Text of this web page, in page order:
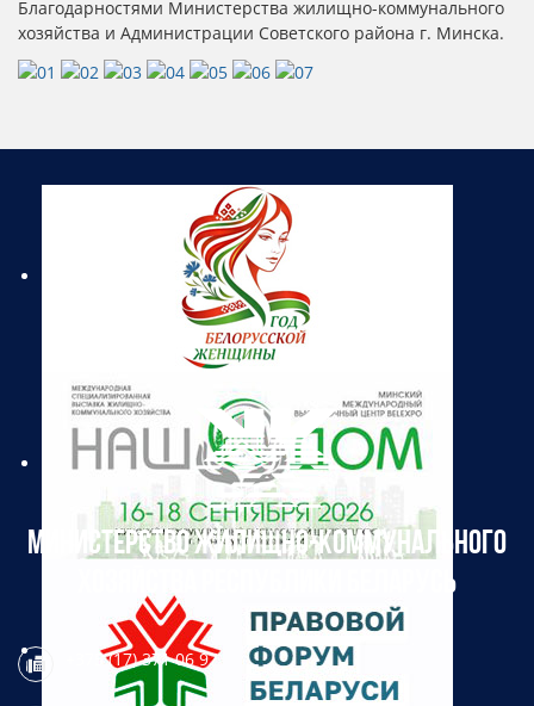
Благодарностями Министерства жилищно-коммунального
хозяйства и Администрации Советского района г. Минска.
МИНИСТЕРСТВО ЖИЛИЩНО-КОММУНАЛЬНОГО
ХОЗЯЙСТВА РЕСПУБЛИКИ БЕЛАРУСЬ
+375 (17) 371 06 97